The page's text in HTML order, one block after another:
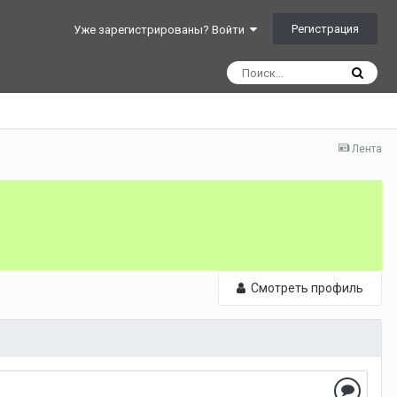
Уже зарегистрированы? Войти Регистрация
Лента
Смотреть профиль